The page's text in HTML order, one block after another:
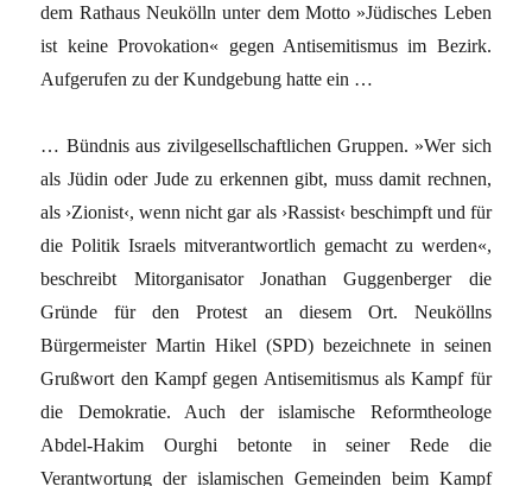
dem Rathaus Neukölln unter dem Motto »Jüdisches Leben
ist keine Provokation« gegen Antisemitismus im Bezirk.
Aufgerufen zu der Kundgebung hatte ein …
… Bündnis aus zivilgesellschaftlichen Gruppen. »Wer sich
als Jüdin oder Jude zu erkennen gibt, muss damit rechnen,
als ›Zionist‹, wenn nicht gar als ›Rassist‹ beschimpft und für
die Politik Israels mitverantwortlich gemacht zu werden«,
beschreibt Mitorganisator Jonathan Guggenberger die
Gründe für den Protest an diesem Ort. Neuköllns
Bürgermeister Martin Hikel (SPD) bezeichnete in seinen
Grußwort den Kampf gegen Antisemitismus als Kampf für
die Demokratie. Auch der islamische Reformtheologe
Abdel-Hakim Ourghi betonte in seiner Rede die
Verantwortung der islamischen Gemeinden beim Kampf